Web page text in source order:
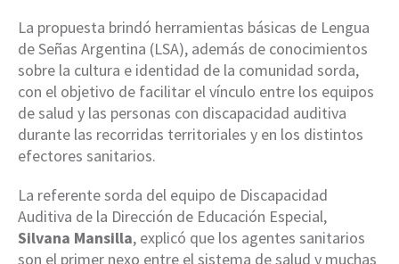
La propuesta brindó herramientas básicas de Lengua
de Señas Argentina (LSA), además de conocimientos
sobre la cultura e identidad de la comunidad sorda,
con el objetivo de facilitar el vínculo entre los equipos
de salud y las personas con discapacidad auditiva
durante las recorridas territoriales y en los distintos
efectores sanitarios.
La referente sorda del equipo de Discapacidad
Auditiva de la Dirección de Educación Especial,
Silvana Mansilla, explicó que los agentes sanitarios
son el primer nexo entre el sistema de salud y muchas